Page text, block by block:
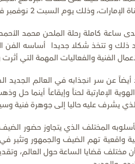
2 نوفمبر في تمام الساعة العاشرة مساءً بتوقيت دولة الإمارات.
ساعة كاملة رحلة الملحن محمد
بعد ذلك و تتخذ شكلا جديدا أساسه
الفنية والفعاليات المهمة
عن سر انجذابه في العالم
الإمارتية لحناً وإيقاعاً أينما حل
يشرف عليه حاليا إلى جوهرة فنية
بأسلوبه المختلف الذي يتجاوز حضور
واقعية تهم الضيف والجمهور وتثير
مختلف قضايا الساعة حول العالم،